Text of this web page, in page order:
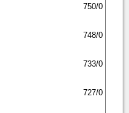
750/0
748/0
733/0
727/0